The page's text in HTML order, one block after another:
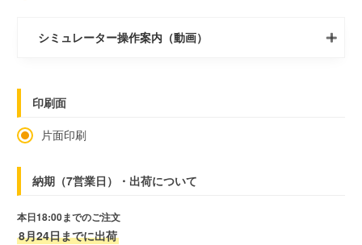
シミュレーター操作案内（動画）
印刷面
片面印刷
納期（7営業日）・出荷について
本日18:00までのご注文
8月24日までに出荷